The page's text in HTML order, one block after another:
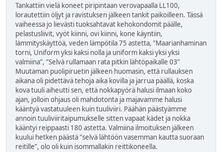
Tankattiin vielä koneet piripintaan verovapaalla LL100,
lorautettiin öljyt ja ravistuksen jälkeen tankit paikoilleen. Tässä
vaiheessa jo lievästi tuoksahtavat kehokondomit päälle,
pelastusliivit, vyöt kiinni, ovi kiinni, kone käyntiin,
lämmityskäyttöä, veden lämpötila 75 astetta, ”Maarianhaminan
torni, Uniform yksi kaksi nolla ja uniform kaksi yksi yksi
valmiina”, ”Selvä rullamaan rata pitkin lähtöpaikalle 03”
Muutaman puolipiruetin jälkeen huomasin, että rullauksen
aikana oli pidettävä tehoja aika kovilla ja jarrua päällä, koska
kova tuuli aiheutti sen, että nokkapyörä halusi ilmaan koko
ajan, jolloin ohjaus oli mahdotonta ja majavamme halusi
kääntyä vastatuuleen kuin tuuliviiri. Päähän päästyämme
annoin tuuliviiritaipumukselle sitten vapaat kädet ja nokka
kääntyi reippaasti 180 astetta. Valmiina ilmoituksen jälkeen
kuului hetken päästä ”selvä lähtöön vasemman kautta suoraan
reitille”, olo oli kuin isommallakin reittikoneella.